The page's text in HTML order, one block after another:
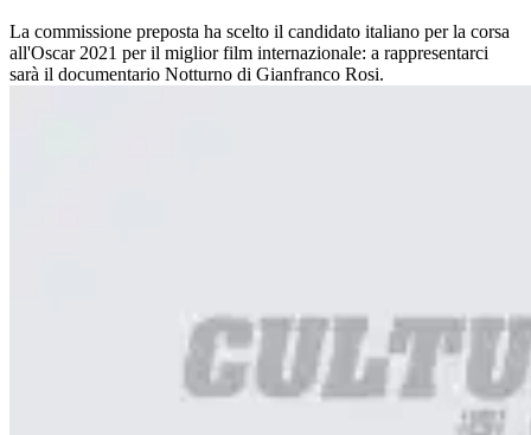
La commissione preposta ha scelto il candidato italiano per la corsa
all'Oscar 2021 per il miglior film internazionale: a rappresentarci
sarà il documentario Notturno di Gianfranco Rosi.